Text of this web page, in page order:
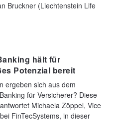
Bruckner (Liechtenstein Life
hält für
Potenzial bereit
ergeben sich aus dem
für Versicherer? Diese
Michaela Zöppel, Vice
FinTecSystems, in dieser